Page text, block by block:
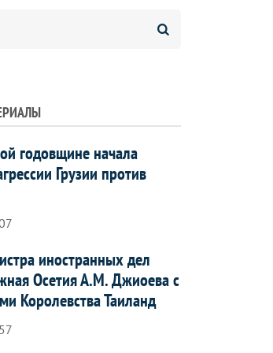
годовщине начала
Грузии против
иностранных дел
Осетия А.М. Джиоева с
Королевства Таиланд